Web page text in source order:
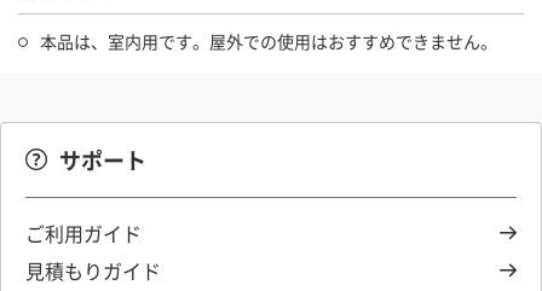
本品は、室内用です。屋外での使用はおすすめできません。
サポート
ご利用ガイド
見積もりガイド